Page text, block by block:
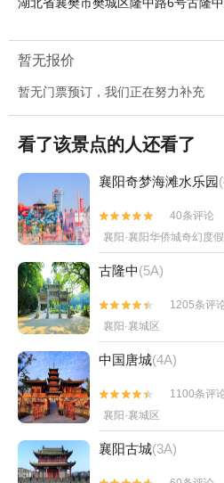
暂无报价
暂无门票预订，我们正在努力补充
看了该景点的人还看了
襄阳奇梦海滩水乐园


40条评论
襄阳·襄阳华侨城奇幻度
古隆中(5A)


1205条评
襄阳·襄城区
中国唐城(4A)


1100条评
襄阳·襄城区
襄阳古城(3A)